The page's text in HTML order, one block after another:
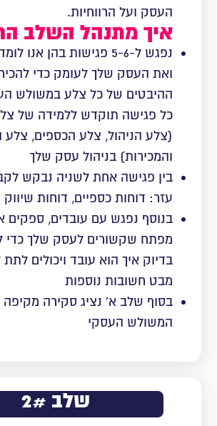
העסק ועל הרווחיות.
איך מתנהל השלב
נפגש ל-5-6 פגישות בהן אנו
ואת העסק שלך לעומק כדי
ההיבטים של כל צלע במשולש
כל פגישה תוקדש ללמידה של
(צלע הניהול, צלע הכספים, צלע
והמכירות) בניהול עסק שלך
בין פגישה אחת לשניה נבקש
עזר: דוחות כספיים, דוחות שיווק
בנוסף נפגש עם עובדים, ספקים
מפתח שקשורים לעסק שלך כדי
בדיוק איך הוא עובד ויכולים לתת
מבט חשובות נוספות
בסוף שלב א’ נציג סקירה
המשולש העסקי
שלב 2#